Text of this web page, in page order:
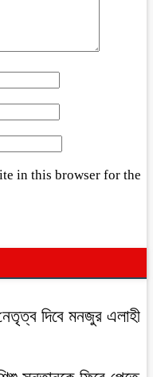
in this browser for the
নেতৃত্ব দিবে মনজুর এলাহী